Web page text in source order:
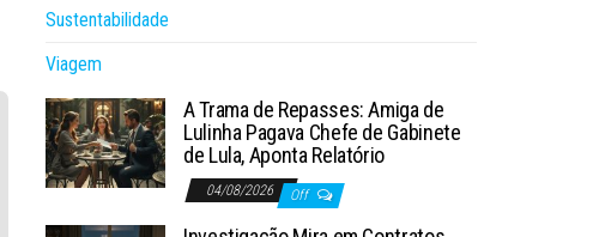
Sustentabilidade
Viagem
A Trama de Repasses: Amiga de
Lulinha Pagava Chefe de Gabinete
de Lula, Aponta Relatório
04/08/2026 Off